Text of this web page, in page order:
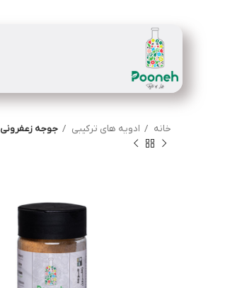
خانه ادویه های ترکیبی جوجه زعفرونی